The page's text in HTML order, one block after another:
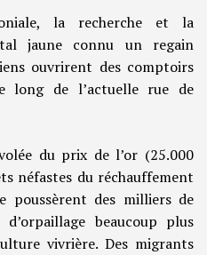
la recherche et la
jaune connu un regain
ouvrirent des comptoirs
long de l’actuelle rue de
du prix de l’or (25.000
néfastes du réchauffement
poussèrent des milliers de
beaucoup plus
vivrière. Des migrants